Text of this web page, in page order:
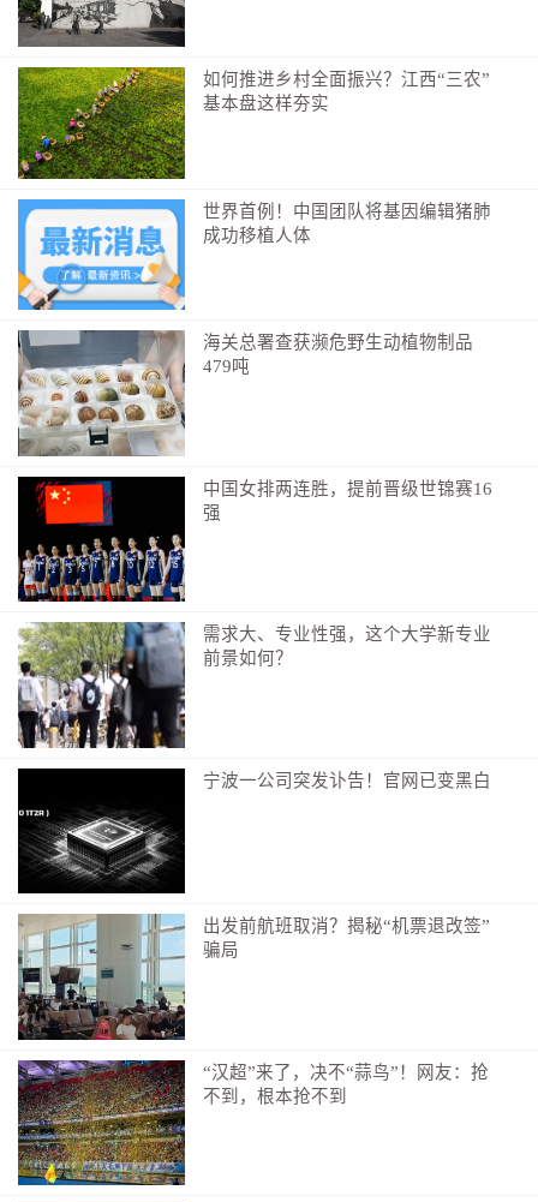
的基础。
行业是一个劳动密集型行业，能够吸纳大量的劳动力就
业。通过发展酒店用品行业，临川区可以促进当地经济
发展，提高居民收入水平，改善民生福祉。同时，酒店
用品行业的发展还能带动相关产业的发展，比如原材料
供应、物流运输、包装印刷等，形成产业链条的延伸和
拓展，进一步提升临川区的经济综合实力。
“产业从无到有、从小到大、从弱到强，需要一个漫
长的培育过程。”吴宜文表示，不论是临川区委、区政
府，还是有志返乡发展酒店用品产业的乡贤企业家，都
要有耐心、有恒心，瞄准把临川打造成为“酒店用品不过
临川(云山)不齐”的区域性酒店用品集散地目标，持之以
恒抓，久久为功干。
招引酒店用品产业乡贤返乡创业投资
如今，临川正在加快推进酒店用品产业发展，围绕
建成集研发设计、生产制造、销售展贸为一体的综合产
业体系，确立了打造“酒店用品不过临川(云山)不齐”的
区域性酒店用品集散地的长远发展目标。为实现这一目
标，临川区拿出了哪些举措？
招商引资，是临川区迈出的重要一步。3月15日，吴
宜文率招商团队深入西安陶艺坊酒店用品陶瓷馆考察调
研。在详细了解陶瓷厨具等酒店用品生产工艺、市场销
售以及产业链布局情况后，吴宜文表示，多年来广大临
川乡贤在外深耕酒店用品行业，实现了由“小”做“大”，
成为全国酒店用品行业的“主力军”。希望企业能够充分
发挥自身优势，积极返乡投资创业，共同助力家乡酒店
用品产业发展。
为进一步推动酒店用品行业的发展，临川区不断加
大酒店用品企业招商和扶持力度，抓住产业提档升级和
技术更新换代的窗口期，积极招引更多在外从事酒店用
品产业乡贤返乡创业投资，做大做强临川区酒店用品产
业。
如何推进乡村全面振兴？江西“三农”
基本盘这样夯实
世界首例！中国团队将基因编辑猪肺
成功移植人体
海关总署查获濒危野生动植物制品
479吨
中国女排两连胜，提前晋级世锦赛16
强
需求大、专业性强，这个大学新专业
前景如何？
宁波一公司突发讣告！官网已变黑白
出发前航班取消？揭秘“机票退改签”
骗局
“汉超”来了，决不“蒜鸟”！网友：抢
不到，根本抢不到